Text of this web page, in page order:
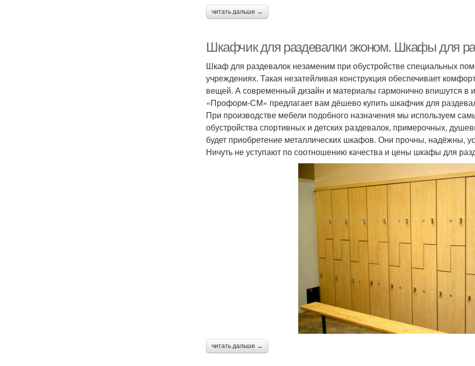
читать дальше →
Шкафчик для раздевалки эконом. Шкафы для
Шкаф для раздевалок незаменим при обустройстве специальных
учреждениях. Такая незатейливая конструкция обеспечивает
вещей. А современный дизайн и материалы гармонично впишутся в
«Проформ-СМ» предлагает вам дёшево купить шкафчик для
При производстве мебели подобного назначения мы используем
обустройства спортивных и детских раздевалок, примерочных,
будет приобретение металлических шкафов. Они прочны, надёжны,
Ничуть не уступают по соотношению качества и цены шкафы для
читать дальше →